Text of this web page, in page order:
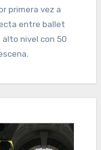
entre ballet
alto nivel con 50